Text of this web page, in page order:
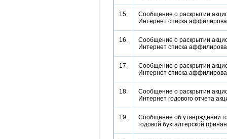
15.
Сообщение о раскрытии
Интернет списка
16.
Сообщение о раскрытии
Интернет списка
17.
Сообщение о раскрытии
Интернет списка
18.
Сообщение о раскрытии
Интернет годового отчета
19.
Сообщение об утверждении
годовой бухгалтерской